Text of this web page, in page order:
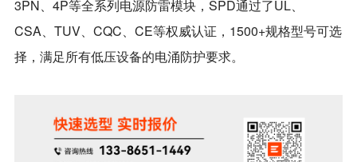
3PN、4P等全系列电源防雷模块，SPD通过了UL、
CSA、TUV、CQC、CE等权威认证，1500+规格型号可选
择，满足所有低压设备的电涌防护要求。